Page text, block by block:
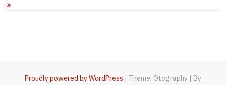
Proudly powered by WordPress | Theme: Otography | By